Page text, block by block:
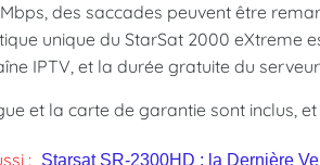
des saccades peuvent être
unique du StarSat 2000 eXtreme
IPTV, et la durée gratuite du
et la carte de garantie sont inclus,
: Starsat SR-2300HD : la Dernière